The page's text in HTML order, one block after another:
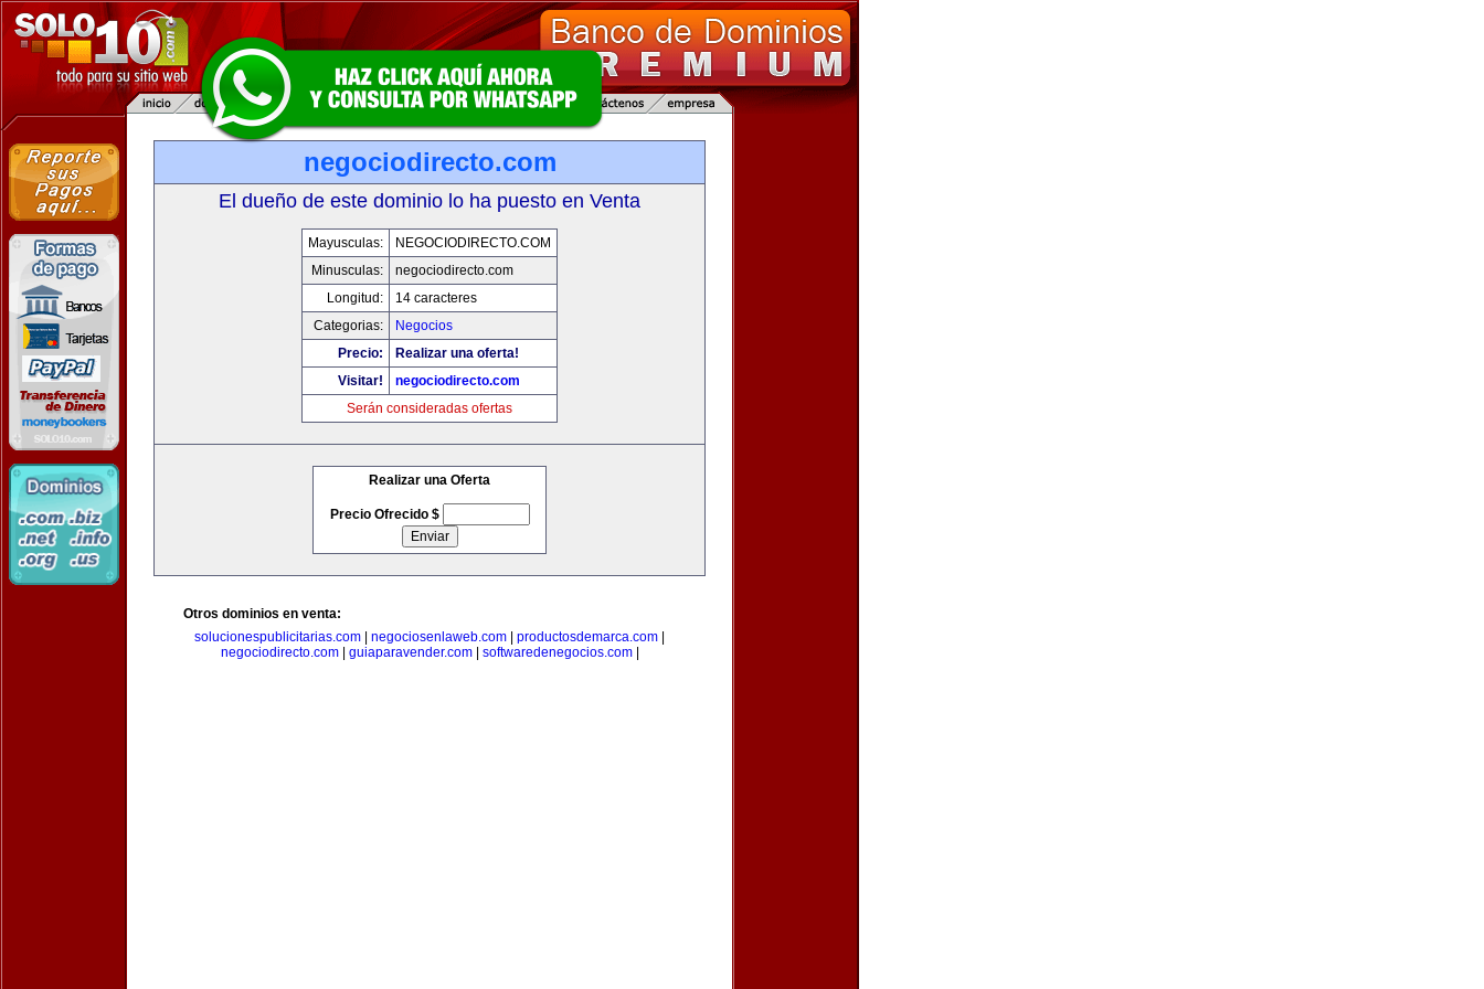
negociodirecto.com
El dueño de este dominio lo ha puesto en Venta
Mayusculas:
NEGOCIODIRECTO.COM
Minusculas:
negociodirecto.com
Longitud:
14 caracteres
Categorias:
Negocios
Precio:
Realizar una oferta!
Visitar!
negociodirecto.com
Serán consideradas ofertas
Realizar una Oferta
Precio Ofrecido $
Otros dominios en venta:
solucionespublicitarias.com
negociosenlaweb.com productosdemarca.com
negociodirecto.com| guiaparavender.com| softwaredenegocios.com|